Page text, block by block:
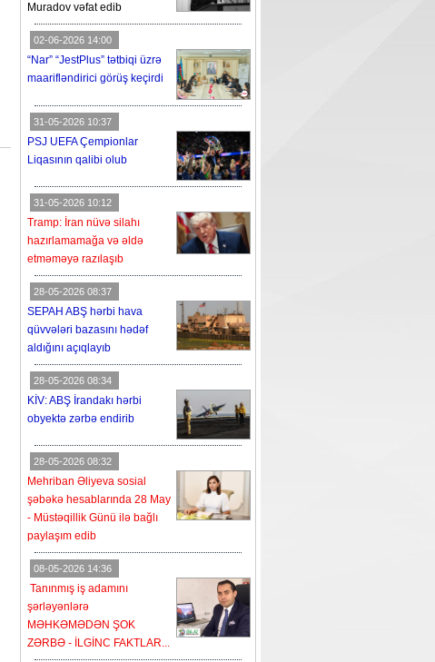
Muradov vəfat edib
02-06-2026 14:00
“Nar” “JestPlus” tətbiqi üzrə
maarifləndirici görüş keçirdi
31-05-2026 10:37
PSJ UEFA Çempionlar
Liqasının qalibi olub
31-05-2026 10:12
Tramp: İran nüvə silahı
hazırlamamağa və əldə
etməməyə razılaşıb
28-05-2026 08:37
SEPAH ABŞ hərbi hava
qüvvələri bazasını hədəf
aldığını açıqlayıb
28-05-2026 08:34
KİV: ABŞ İrandakı hərbi
obyektə zərbə endirib
28-05-2026 08:32
Mehriban Əliyeva sosial
şəbəkə hesablarında 28 May
- Müstəqillik Günü ilə bağlı
paylaşım edib
08-05-2026 14:36
Tanınmış iş adamını
şərləyənlərə
MƏHKƏMƏDƏN ŞOK
ZƏRBƏ - İLGİNC FAKTLAR...